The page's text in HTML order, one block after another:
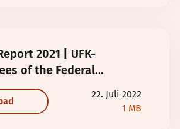
2021 | UFK-
of the Federal
of Germany
22. Juli 2022
1 MB